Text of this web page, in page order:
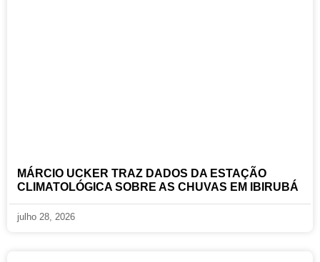
MÁRCIO UCKER TRAZ DADOS DA ESTAÇÃO
CLIMATOLÓGICA SOBRE AS CHUVAS EM IBIRUBÁ
julho 28, 2026